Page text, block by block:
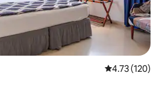
平均评分 4.73
4.73 (120)